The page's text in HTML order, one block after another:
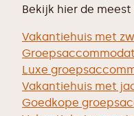
Bekijk hier de
Vakantiehuis met
Luxe
Vakantiehuis met
Goedkope